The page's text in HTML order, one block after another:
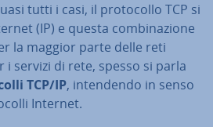
tutti i casi, il pro­to­col­lo TCP si
(IP) e questa com­bi­na­zio­ne
la maggior parte delle reti
i servizi di rete, spesso si parla
TCP/IP, in­ten­den­do in senso
Internet.